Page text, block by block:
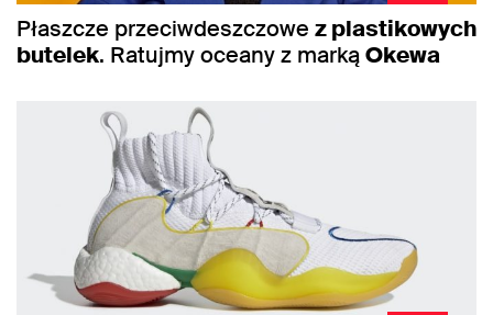
Płaszcze przeciwdeszczowe z plastikowych
butelek. Ratujmy oceany z markąOkewa